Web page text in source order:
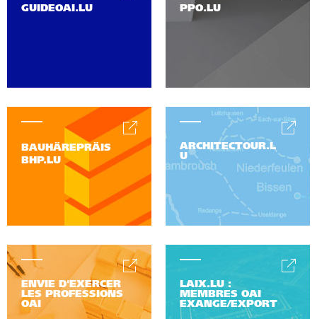
PPO.LU
GUIDEOAI.LU
BAUHÄREPRÄIS
BHP.LU
ARCHITECTOUR.L
U
ENVIE D'EXERCER
LES PROFESSIONS
OAI
LAIX.LU :
MEMBRES OAI
EXANGE/EXPORT